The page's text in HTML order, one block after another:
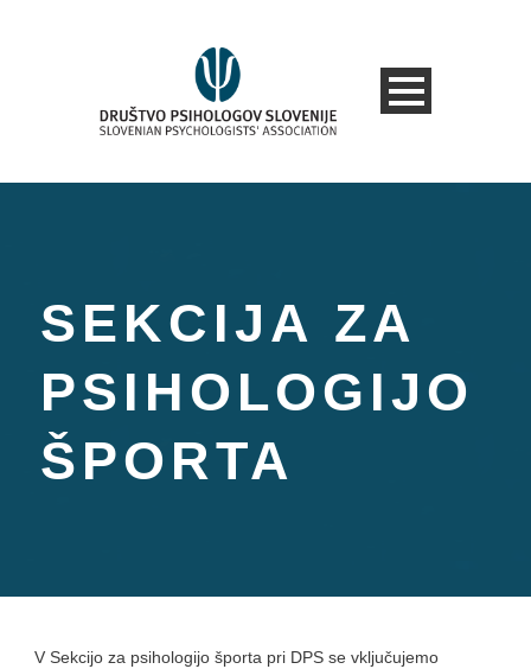
SEKCIJA ZA
PSIHOLOGIJO
ŠPORTA
V Sekcijo za psihologijo športa pri DPS se vključujemo